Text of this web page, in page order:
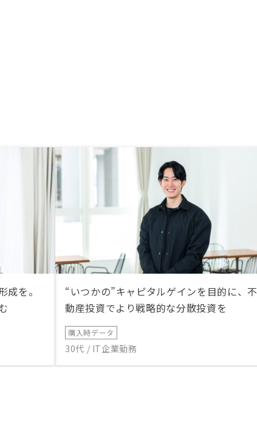
を。
“いつかの”キャピタルゲインを目的に、不
動産投資でより戦略的な分散投資を
購入時データ
30代 / IT企業勤務